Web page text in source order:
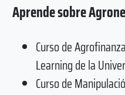
Aprende sobre
Curso de
Learning de la
Curso de